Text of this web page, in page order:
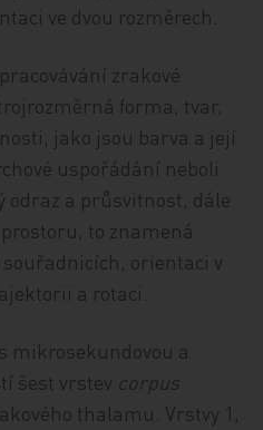
ve dvou rozměrech.
zrakové
forma, tvar,
jako jsou barva a její
uspořádání neboli
odraz a průsvitnost, dále
to znamená
orientaci v
a rotaci.
mikrosekundovou a
šest vrstev corpus
thalamu. Vrstvy 1,